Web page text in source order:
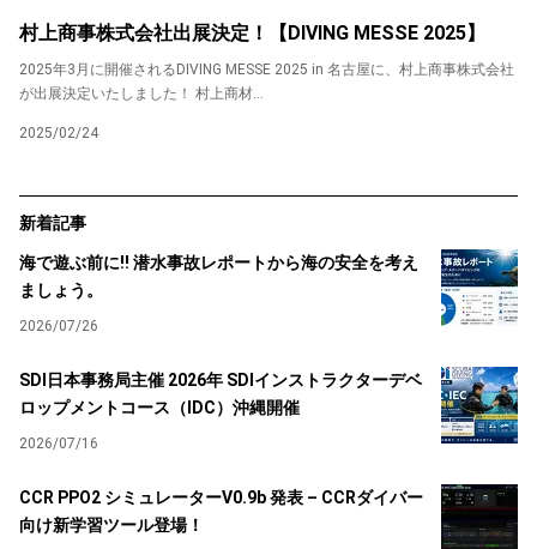
村上商事株式会社出展決定！【DIVING MESSE 2025】
2025年3月に開催されるDIVING MESSE 2025 in 名古屋に、村上商事株式会社
が出展決定いたしました！ 村上商材...
2025/02/24
新着記事
海で遊ぶ前に!! 潜水事故レポートから海の安全を考え
ましょう。
2026/07/26
SDI日本事務局主催 2026年 SDIインストラクターデベ
ロップメントコース（IDC）沖縄開催
2026/07/16
CCR PPO2 シミュレーターV0.9b 発表 – CCRダイバー
向け新学習ツール登場！